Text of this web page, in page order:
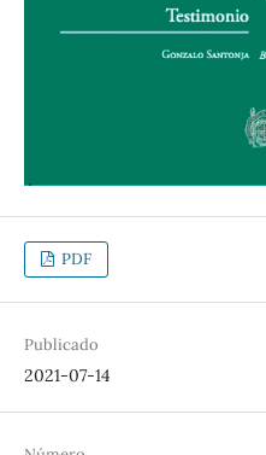
PDF
Publicado
2021-07-14